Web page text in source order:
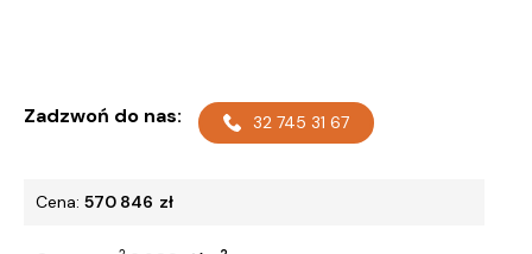
Zadzwoń do nas: 32 745 31 67
Cena: 570 846 zł